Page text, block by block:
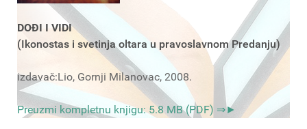
DOĐI I VIDI
(Ikonostas i svetinja oltara u pravoslavnom Predanju)
izdavač:Lio, Gornji Milanovac, 2008.
Preuzmi kompletnu knjigu: 5.8 MB (PDF) ⇒►